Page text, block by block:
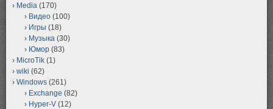
Media (170)
Видео (100)
Игры (18)
Музыка (30)
Юмор (83)
MicroTik (1)
wiki (62)
Windows (261)
Exchange (82)
Hyper-V (12)